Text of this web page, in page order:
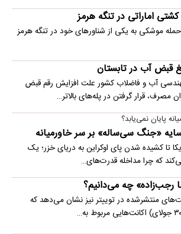
اماراتی در تنگه هرمز
موشکی به یکی از شناورهای خود در تنگه هرمز
قبض آب در تابستان
آب و فاضلاب کشور علت افزایش رقم قبض
مصرف، قرار گرفتن در پله‌های بالاتر…
پایان نمی‌یابد؟
«جنگ سی‌ساله» بر سر خاورمیانه
تا کشیده شدن پای اوکراین به دریای خزر؛ یک
که چرا مداخله قدرت‌های…
رجب‌زاده» چه می‌دانیم؟
منتشرشده در توییتر نیز نشان می‌دهد که